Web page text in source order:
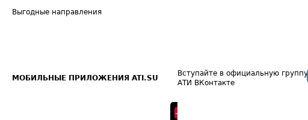
Выгодные направления
МОБИЛЬНЫЕ ПРИЛОЖЕНИЯ ATI.SU
Вступайте в официальную группу
АТИ ВКонтакте